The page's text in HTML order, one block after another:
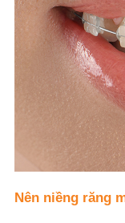
Nên niềng răng